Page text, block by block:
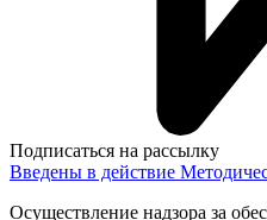
Подписаться на рассылку
Введены в действие
Осуществление надзора за